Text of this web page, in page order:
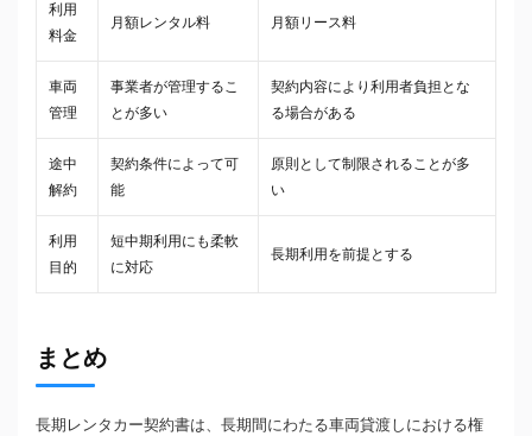
利用
料金
月額レンタル料 月額リース料
車両
管理
事業者が管理するこ
とが多い
契約内容により利用者負担とな
る場合がある
途中
解約
契約条件によって可
能
原則として制限されることが多
い
利用
目的
短中期利用にも柔軟
に対応
長期利用を前提とする
まとめ
長期レンタカー契約書は、長期間にわたる車両貸渡しにおける権